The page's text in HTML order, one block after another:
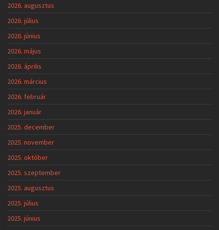
2026. augusztus
2026. július
2026. június
2026. május
2026. április
2026. március
2026. február
2026. január
2025. december
2025. november
2025. október
2025. szeptember
2025. augusztus
2025. július
2025. június